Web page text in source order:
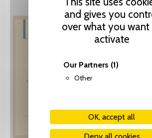
and gives you
over what you want
activate
Our Partners (1)
Other
OK, accept all